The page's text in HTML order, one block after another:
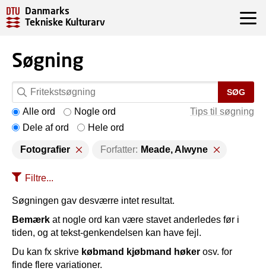
Danmarks
Tekniske Kulturarv
Søgning
SØG
Tips til søgning
Alle ord
Nogle ord
Dele af ord
Hele ord
Fotografier Forfatter: Meade, Alwyne
Filtre...
Søgningen gav desværre intet resultat.
Bemærk at nogle ord kan være stavet anderledes før i
tiden, og at tekst-genkendelsen kan have fejl.
Du kan fx skrive købmand kjøbmand høker osv. for
finde flere variationer.